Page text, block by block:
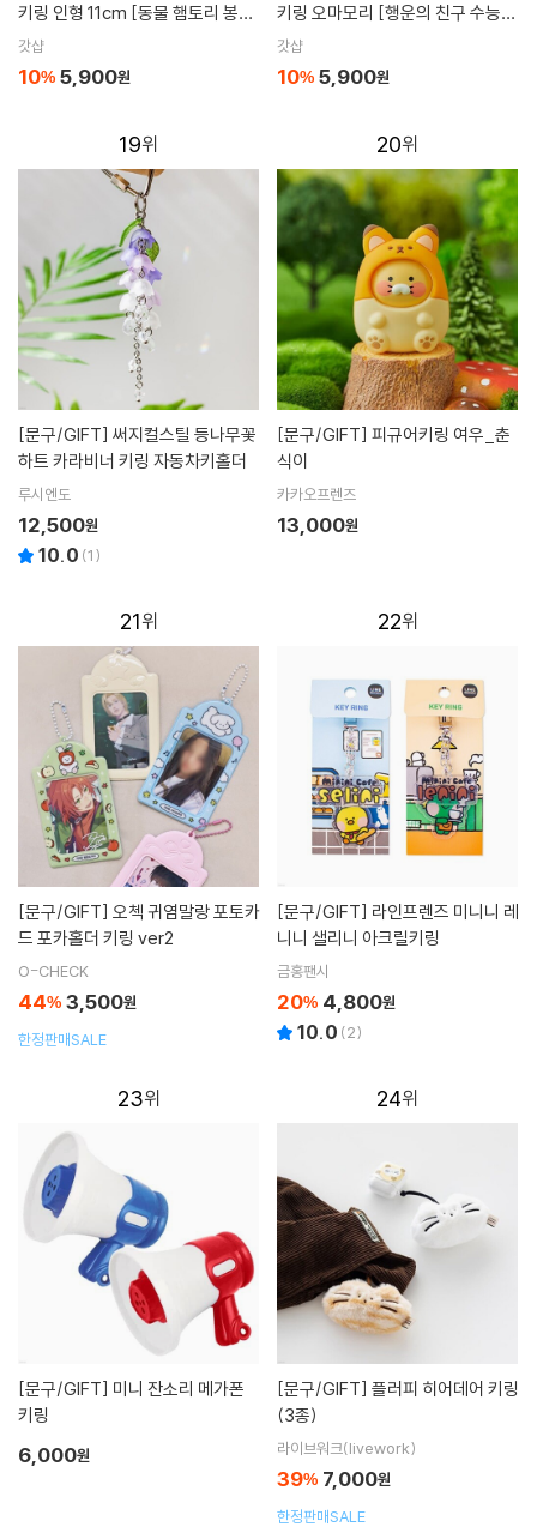
키링 인형 11cm [동물 햄토리 봉제
가방 열쇠 키홀더 고리인형]
갓샵
10% 5,900원
키링 오마모리 [행운의 친구 수능
선물 시험 응원 기원 고3 수험생 이
벤트]
갓샵
10% 5,900원
19
[문구/GIFT]
하트 카라비너 키링 자동차키홀더
루시엔도
12,500원
10.0 (1)
20
[문구/GIFT]
식이
카카오프렌즈
13,000원
21
[문구/GIFT]
드 포카홀더 키링 ver2
O-CHECK
44% 3,500원
한정판매SALE
22
[문구/GIFT]
니니 샐리니 아크릴키링
금홍팬시
20% 4,800원
10.0 (2)
23
[문구/GIFT]
키링
6,000원
24
[문구/GIFT]
(3종)
라이브워크(livework)
39% 7,000원
한정판매SALE